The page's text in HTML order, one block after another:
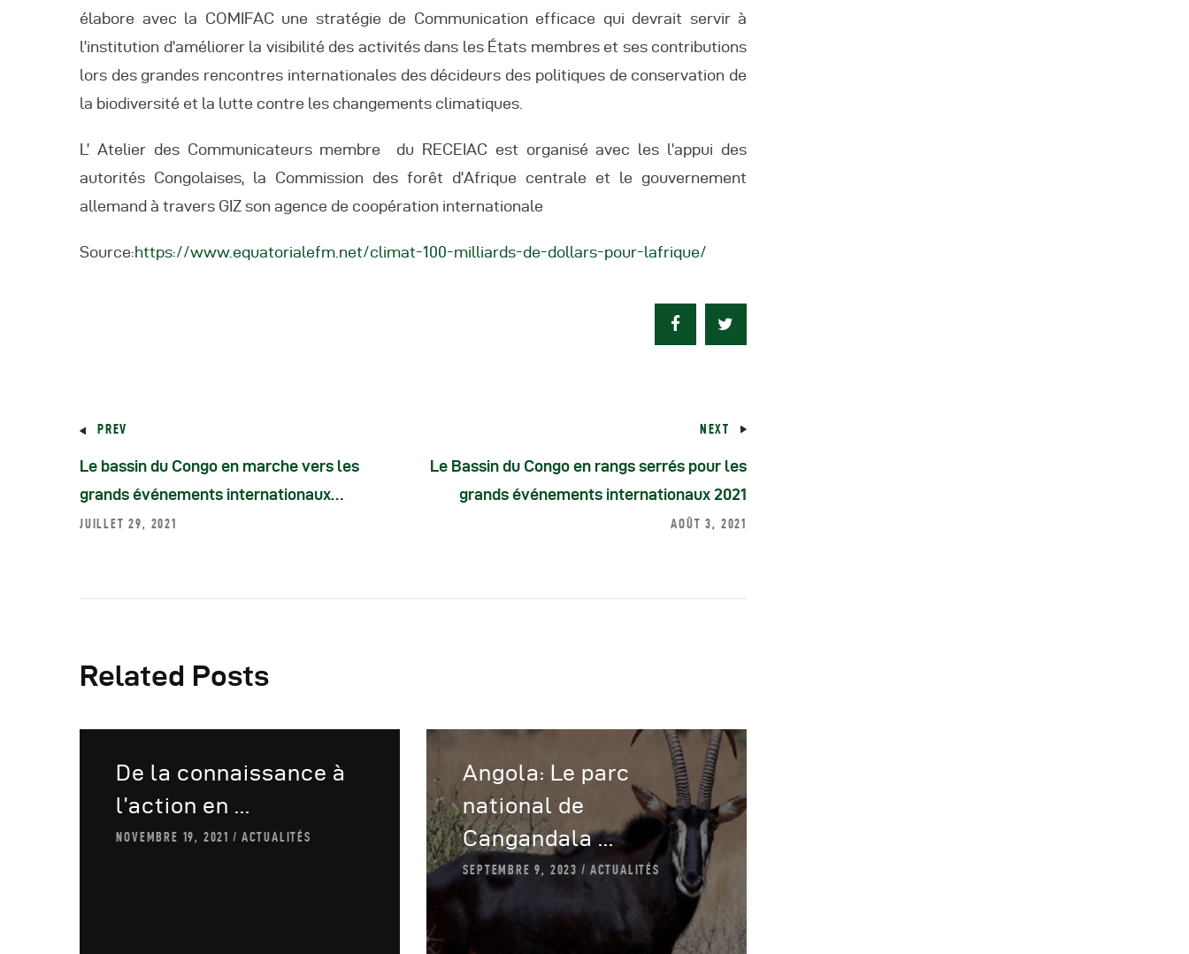
élabore avec la COMIFAC une stratégie de Communication efficace qui devrait servir à
l’institution d’améliorer la visibilité des activités dans les États membres et ses contributions
lors des grandes rencontres internationales des décideurs des politiques de conservation de
la biodiversité et la lutte contre les changements climatiques.
L’ Atelier des Communicateurs membre du RECEIAC est organisé avec les l’appui des
autorités Congolaises, la Commission des forêt d’Afrique centrale et le gouvernement
allemand à travers GIZ son agence de coopération internationale
Source:https://www.equatorialefm.net/climat-100-milliards-de-dollars-pour-lafrique/
PREV
Le bassin du Congo en marche vers les
grands événements internationaux…
JUILLET 29, 2021
NEXT
Le Bassin du Congo en rangs serrés pour les
grands événements internationaux 2021
AOÛT 3, 2021
Related Posts
De la connaissance à
l’action en ...
NOVEMBRE 19, 2021 ACTUALITÉS
Angola: Le parc
national de
Cangandala ...
SEPTEMBRE 9, 2023 ACTUALITÉS